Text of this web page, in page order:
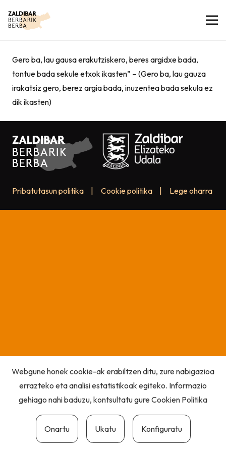
Gero ba, lau gausa erakutziskero, beres argidxe bada,
tontue bada sekule etxok ikasten” – (Gero ba, lau gauza
irakatsiz gero, berez argia bada, inuzentea bada sekula ez
dik ikasten)
Pribatutasun politika Cookie politika Lege oharra
Webgune honek cookie-ak erabiltzen ditu, zure nabigazioa
errazteko eta analisi estatistikoak egiteko. Informazio
gehiago nahi baduzu, kontsultatu gureCookien Politika
Onartu Ukatu Konfiguratu